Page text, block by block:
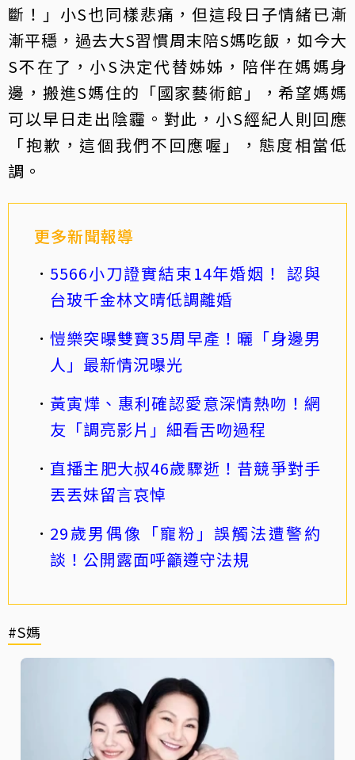
斷！」小S也同樣悲痛，但這段日子情緒已漸
漸平穩，過去大S習慣周末陪S媽吃飯，如今大
S不在了，小S決定代替姊姊，陪伴在媽媽身
邊，搬進S媽住的「國家藝術館」，希望媽媽
可以早日走出陰霾。對此，小S經紀人則回應
「抱歉，這個我們不回應喔」，態度相當低
調。
更多新聞報導
5566小刀證實結束14年婚姻！ 認與
台玻千金林文晴低調離婚
愷樂突曝雙寶35周早產！曬「身邊男
人」最新情況曝光
黃寅燁、惠利確認愛意深情熱吻！網
友「調亮影片」細看舌吻過程
直播主肥大叔46歲驟逝！昔競爭對手
丟丟妹留言哀悼
29歲男偶像「寵粉」誤觸法遭警約
談！公開露面呼籲遵守法規
#S媽